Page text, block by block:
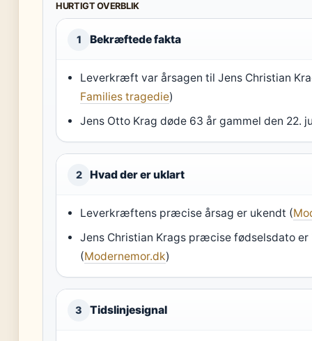
HURTIGT OVERBLIK
1 Bekræftede fakta
Leverkræft var årsagen til Jens Christian
Families tragedie)
Jens Otto Krag døde 63 år gammel den 22.
2 Hvad der er uklart
Leverkræftens præcise årsag er ukendt (
Jens Christian Krags præcise fødselsdato
(Modernemor.dk)
3 Tidslinjesignal